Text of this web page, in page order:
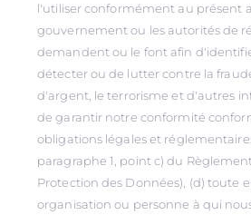
l'utiliser conformément au présent
gouvernement ou les autorités de
demandent ou le font afin
détecter ou de lutter contre la
d'argent, le terrorisme et d'autres
de garantir notre conformité
obligations légales et
paragraphe 1, point c) du
Protection des Données), (d) toute
organisation ou personne à qui